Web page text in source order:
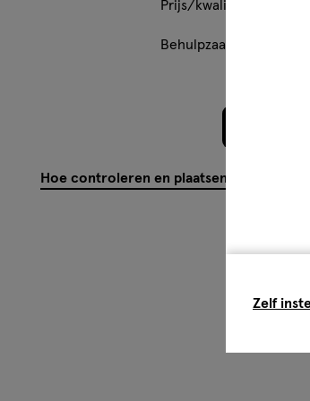
Prijs/
Behulpzaam?
Hoe controleren en plaatsen wij reviews?
Zelf